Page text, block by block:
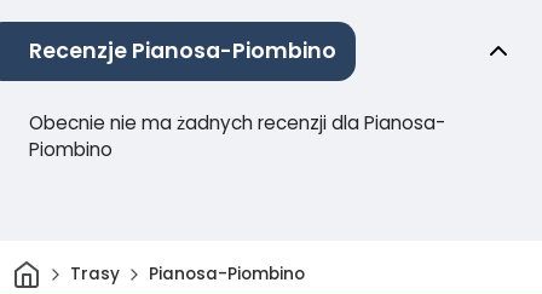
Recenzje Pianosa-Piombino
Obecnie nie ma żadnych recenzji dla Pianosa-
Piombino
DomTrasy Pianosa-Piombino